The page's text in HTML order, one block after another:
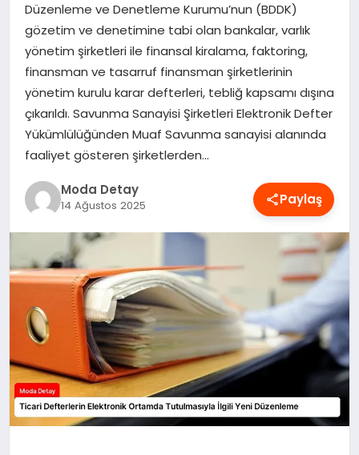
MAGAZIN
SAĞLIK
SPOR
TEKNOLOJI
YAŞAM
Düzenleme ve Denetleme Kurumu’nun (BDDK)
gözetim ve denetimine tabi olan bankalar, varlık
yönetim şirketleri ile finansal kiralama, faktoring,
finansman ve tasarruf finansman şirketlerinin
yönetim kurulu karar defterleri, tebliğ kapsamı dışına
çıkarıldı. Savunma Sanayisi Şirketleri Elektronik Defter
Yükümlülüğünden Muaf Savunma sanayisi alanında
faaliyet gösteren şirketlerden…
Moda Detay
14 Ağustos 2025 Paylaş